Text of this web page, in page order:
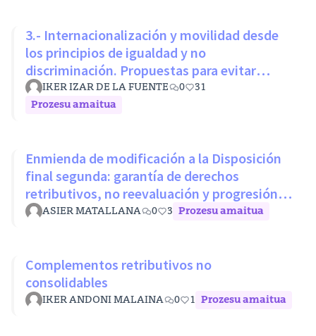
3.- Internacionalización y movilidad desde
los principios de igualdad y no
discriminación. Propuestas para evitar
desigualdades estructurales
IKER IZAR DE LA FUENTE 0
31
Prozesu amaitua
Enmienda de modificación a la Disposición
final segunda: garantía de derechos
retributivos, no reevaluación y progresión
sin penalización
ASIER MATALLANA 0 3 Prozesu amaitua
Complementos retributivos no
consolidables
IKER ANDONI MALAINA 0 1 Prozesu amaitua